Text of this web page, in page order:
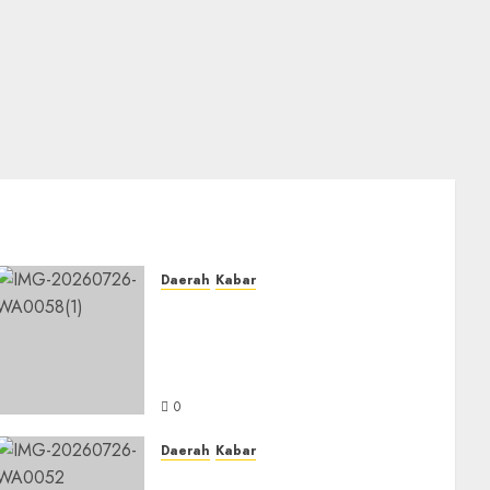
Daerah Kabar
0
Daerah Kabar